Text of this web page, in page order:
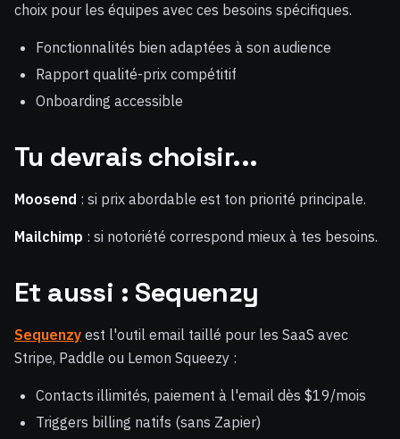
choix pour les équipes avec ces besoins spécifiques.
Fonctionnalités bien adaptées à son audience
Rapport qualité-prix compétitif
Onboarding accessible
Tu devrais choisir...
Moosend : si prix abordable est ton priorité principale.
Mailchimp : si notoriété correspond mieux à tes besoins.
Et aussi : Sequenzy
Sequenzy est l'outil email taillé pour les SaaS avec
Stripe, Paddle ou Lemon Squeezy :
Contacts illimités, paiement à l'email dès $19/mois
Triggers billing natifs (sans Zapier)